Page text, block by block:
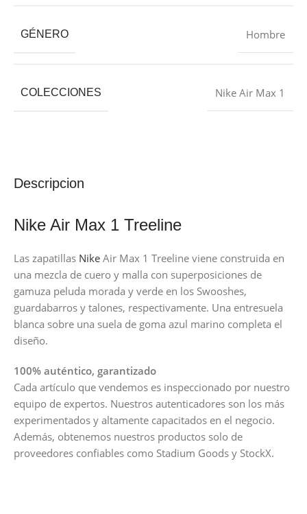
Descripcion
Nike Air Max 1 Treeline
Las zapatillas Nike Air Max 1 Treeline viene construida en
una mezcla de cuero y malla con superposiciones de
gamuza peluda morada y verde en los Swooshes,
guardabarros y talones, respectivamente. Una entresuela
blanca sobre una suela de goma azul marino completa el
diseño.
100% auténtico, garantizado
Cada artículo que vendemos es inspeccionado por nuestro
equipo de expertos. Nuestros autenticadores son los más
experimentados y altamente capacitados en el negocio.
Además, obtenemos nuestros productos solo de
proveedores confiables como Stadium Goods y StockX.
GÉNERO Hombre
COLECCIONES Nike Air Max 1